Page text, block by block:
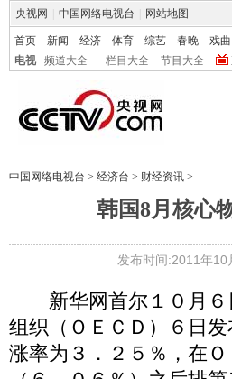
央视网 中国网络电视台 网站地图
首页 新闻 经济 体育 综艺 春晚 戏曲
电视
频道大全 栏目大全 节目大全
中国网络电视台 > 经济台 > 财经资讯 >
韩国8月核心
发布时间:2011年10
新华网首尔１０月６
组织（ＯＥＣＤ）６日
涨率为３．２５％，在